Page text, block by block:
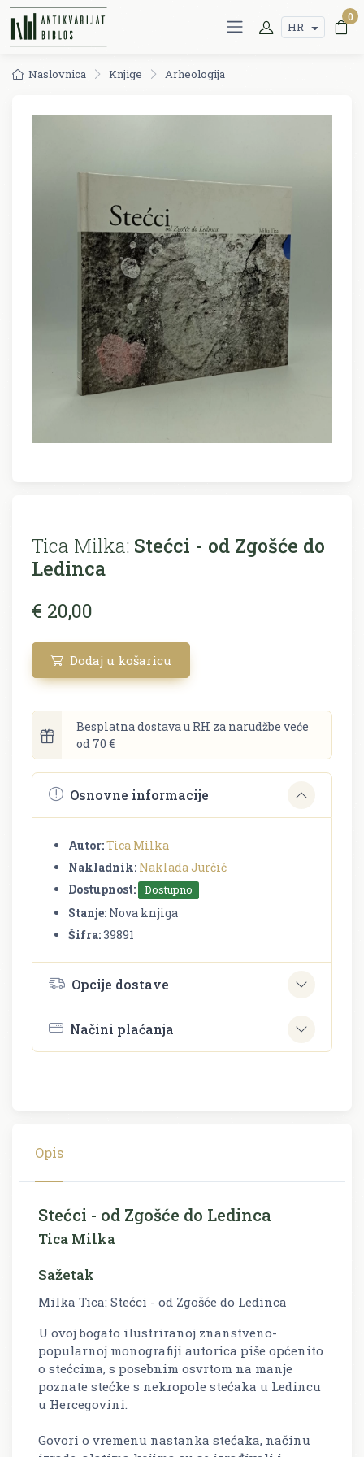
HR
0
Naslovnica Knjige Arheologija
Tica Milka: Stećci - od Zgošće do
Ledinca
€ 20,00
Dodaj u košaricu
Besplatna dostava u RH za narudžbe veće
od 70 €
Osnovne informacije
Autor:Tica Milka
Nakladnik: Naklada Jurčić
Dostupnost:
Dostupno
Stanje: Nova knjiga
Šifra:39891
Opcije dostave
Načini plaćanja
Opis
Stećci - od Zgošće do Ledinca
Tica Milka
Sažetak
Milka Tica: Stećci - od Zgošće do Ledinca
U ovoj bogato ilustriranoj znanstveno-
popularnoj monografiji autorica piše općenito
o stećcima, s posebnim osvrtom na manje
poznate stećke s nekropole stećaka u Ledincu
u Hercegovini.
Govori o vremenu nastanka stećaka, načinu